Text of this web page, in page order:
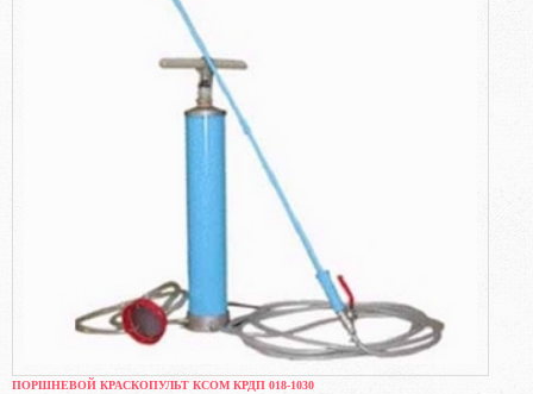
ПОРШНЕВОЙ КРАСКОПУЛЬТ КСОМ КРДП 018-1030